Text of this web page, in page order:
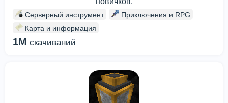
Серверный инструмент
Приключения и RPG
Карта и информация
1M скачиваний